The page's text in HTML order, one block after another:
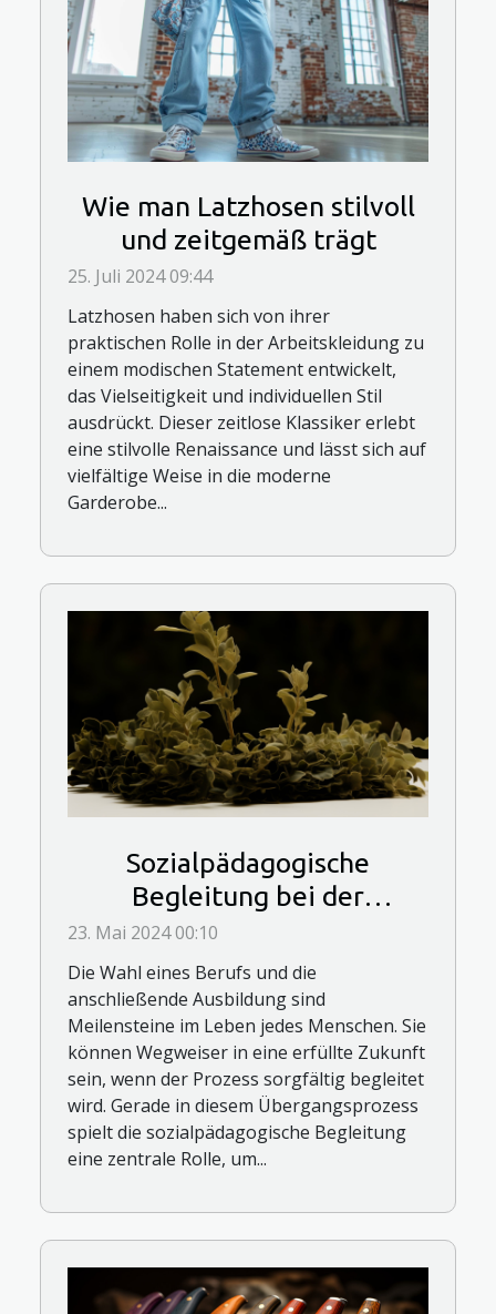
Wie man Latzhosen stilvoll
und zeitgemäß trägt
25. Juli 2024 09:44
Latzhosen haben sich von ihrer
praktischen Rolle in der Arbeitskleidung zu
einem modischen Statement entwickelt,
das Vielseitigkeit und individuellen Stil
ausdrückt. Dieser zeitlose Klassiker erlebt
eine stilvolle Renaissance und lässt sich auf
vielfältige Weise in die moderne
Garderobe...
Sozialpädagogische
Begleitung bei der
Berufsfindung und -
ausbildung
23. Mai 2024 00:10
Die Wahl eines Berufs und die
anschließende Ausbildung sind
Meilensteine im Leben jedes Menschen. Sie
können Wegweiser in eine erfüllte Zukunft
sein, wenn der Prozess sorgfältig begleitet
wird. Gerade in diesem Übergangsprozess
spielt die sozialpädagogische Begleitung
eine zentrale Rolle, um...